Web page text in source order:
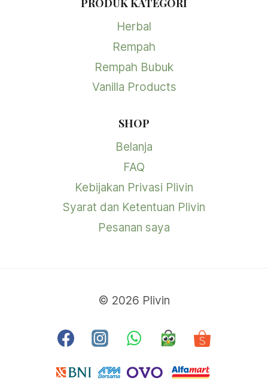
PRODUK KATEGORI
Herbal
Rempah
Rempah Bubuk
Vanilla Products
SHOP
Belanja
FAQ
Kebijakan Privasi Plivin
Syarat dan Ketentuan Plivin
Pesanan saya
© 2026 Plivin